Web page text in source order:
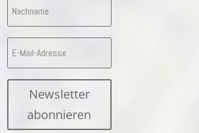
Newsletter
abonnieren